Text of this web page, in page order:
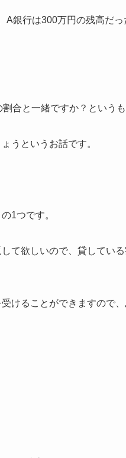
A銀行は300万円の残高だ
合と一緒ですか？というも
うというお話です。
1つです。
て欲しいので、貸してい
けることができますので